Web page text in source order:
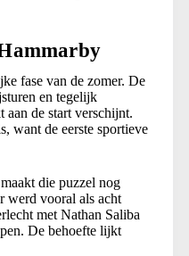
fase van de zomer. De
en tegelijk
aan de start verschijnt.
want de eerste sportieve
die puzzel nog
werd vooral als acht
met Nathan Saliba
De behoefte lijkt